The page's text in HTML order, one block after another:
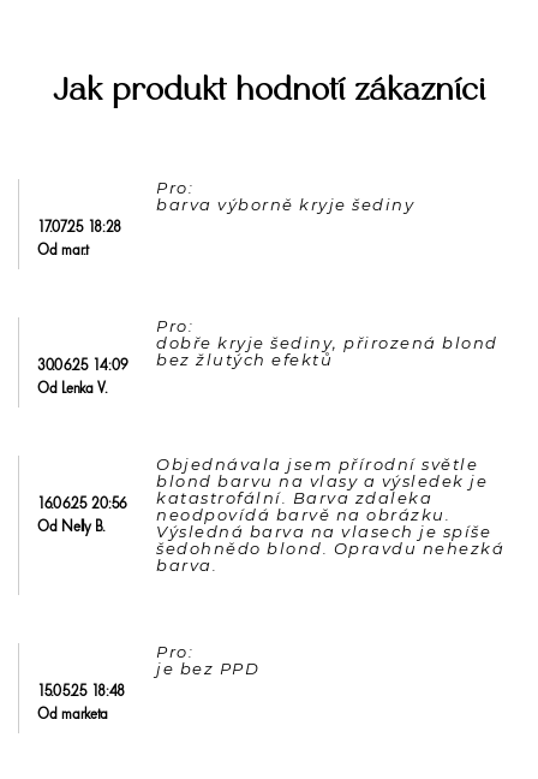
Jak produkt hodnotí zákazníci
17.07.25 18:28
Od mar.t
Pro:
30.06.25 14:09
Od Lenka V.
Pro:
dobře kryje šediny, přirozená blond
16.06.25 20:56
Od Nelly B.
Objednávala jsem přírodní světle
blond barvu na vlasy a výsledek je
katastrofální. Barva zdaleka
neodpovídá barvě na obrázku.
Výsledná barva na vlasech je spíše
šedohnědo blond. Opravdu nehezká
barva.
15.05.25 18:48
Od marketa
Pro: